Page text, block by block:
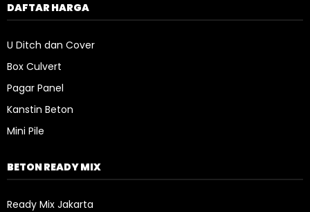
DAFTAR HARGA
U Ditch dan Cover
Box Culvert
Pagar Panel
Kanstin Beton
Mini Pile
BETON READY MIX
Ready Mix Jakarta